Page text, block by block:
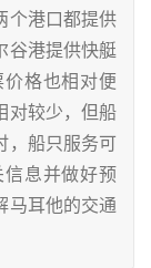
个港口都提供
谷港提供快艇
格也相对便
对较少，但船
，船只服务可
息并做好预
马耳他的交通